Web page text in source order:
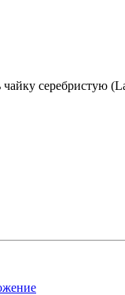
серебристую